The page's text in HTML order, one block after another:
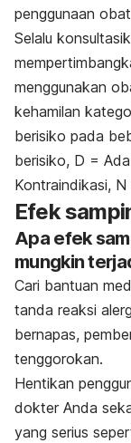
penggunaan
Selalu
menggunakan
kehamilan
berisiko pada
berisiko, D =
Kontraindikasi,
Efek
Apa efek
mungkin
Cari bantuan
tanda reaksi
bernapas,
tenggorokan.
Hentikan
dokter Anda
yang serius